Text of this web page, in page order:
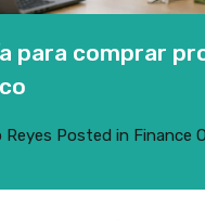
para comprar
Reyes Posted in Finance